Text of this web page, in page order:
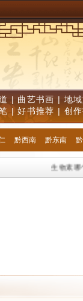
| 曲艺书画 | 地
|好书推荐 | 创
黔西南 黔东南
生物素哪